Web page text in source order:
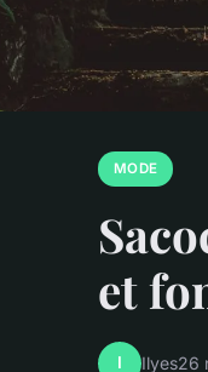
MODE
et
I Ilyes26